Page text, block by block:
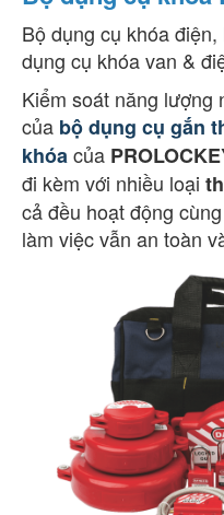
Bộ dụng cụ khóa
dụng cụ khóa van &
Kiểm soát năng lượng
của bộ dụng cụ gắn
khóacủa
đi kèm với nhiều loại
cả đều hoạt động
làm việc vẫn an toàn